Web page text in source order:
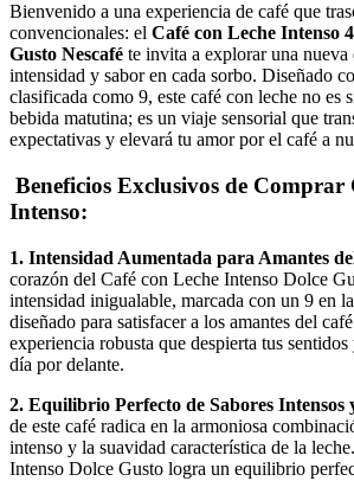
Bienvenido a una experiencia de café que
convencionales: el Café con Leche Intenso
Gusto Nescafé te invita a explorar una nueva
intensidad y sabor en cada sorbo. Diseñado
clasificada como 9, este café con leche no es
bebida matutina; es un viaje sensorial que
expectativas y elevará tu amor por el café a
Beneficios Exclusivos de Comprar
Intenso:
1. Intensidad Aumentada para Amantes
corazón del Café con Leche Intenso Dolce
intensidad inigualable, marcada con un 9 en
diseñado para satisfacer a los amantes del
experiencia robusta que despierta tus sentidos
día por delante.
2. Equilibrio Perfecto de Sabores Intensos
de este café radica en la armoniosa
intenso y la suavidad característica de la
Intenso Dolce Gusto logra un equilibrio